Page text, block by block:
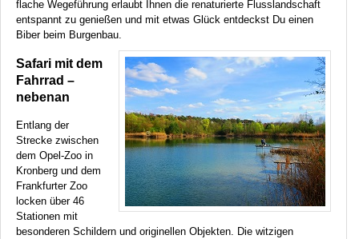
flache Wegeführung erlaubt Ihnen die renaturierte Flusslandschaft
entspannt zu genießen und mit etwas Glück entdeckst Du einen
Biber beim Burgenbau.
Safari mit dem
Fahrrad –
nebenan
Entlang der
Strecke zwischen
dem Opel-Zoo in
Kronberg und dem
Frankfurter Zoo
locken über 46
Stationen mit
besonderen Schildern und originellen Objekten. Die witzigen